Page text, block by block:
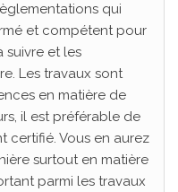
qui
et compétent pour
suivre et les
Les travaux sont
en matière de
il est préférable de
certifié. Vous en aurez
surtout en matière
parmi les travaux